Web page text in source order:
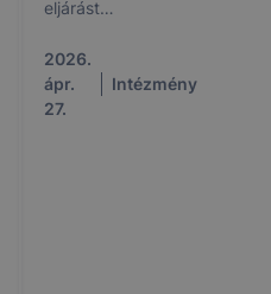
eljárást
2026.
ápr.
27.
Intézmény